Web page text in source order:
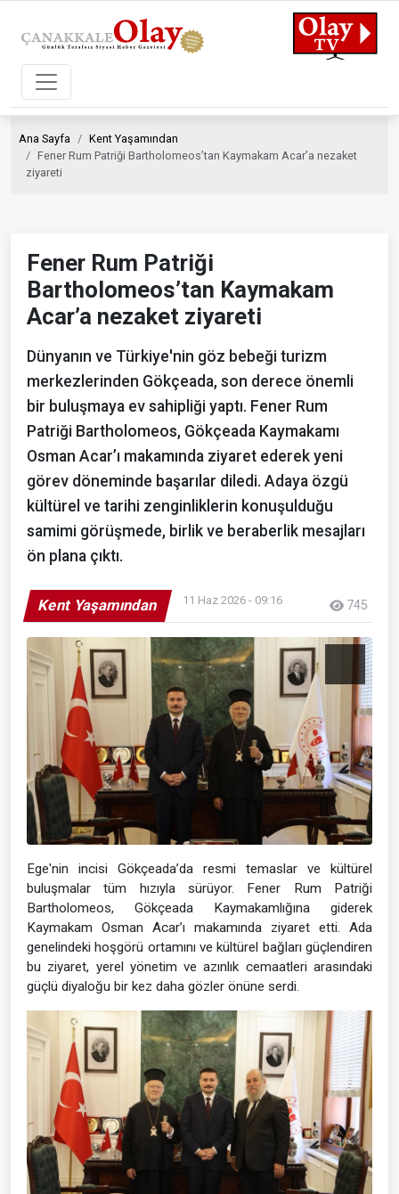
Ana Sayfa
Kent Yaşamından
Fener Rum Patriği Bartholomeos’tan Kaymakam Acar’a nezaket
ziyareti
Fener Rum Patriği
Bartholomeos’tan Kaymakam
Acar’a nezaket ziyareti
Dünyanın ve Türkiye'nin göz bebeği turizm
merkezlerinden Gökçeada, son derece önemli
bir buluşmaya ev sahipliği yaptı. Fener Rum
Patriği Bartholomeos, Gökçeada Kaymakamı
Osman Acar’ı makamında ziyaret ederek yeni
görev döneminde başarılar diledi. Adaya özgü
kültürel ve tarihi zenginliklerin konuşulduğu
samimi görüşmede, birlik ve beraberlik mesajları
ön plana çıktı.
Kent Yaşamından 11 Haz 2026 - 09:16 745
Ege'nin incisi Gökçeada’da resmi temaslar ve kültürel
buluşmalar tüm hızıyla sürüyor. Fener Rum Patriği
Bartholomeos, Gökçeada Kaymakamlığına giderek
Kaymakam Osman Acar’ı makamında ziyaret etti. Ada
genelindeki hoşgörü ortamını ve kültürel bağları güçlendiren
bu ziyaret, yerel yönetim ve azınlık cemaatleri arasındaki
güçlü diyaloğu bir kez daha gözler önüne serdi.